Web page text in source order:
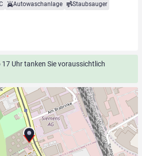
Autowaschanlage
Staubsauger
17 Uhr tanken Sie voraussichtlich